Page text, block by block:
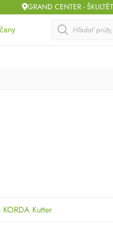
GRAND CENTER -
Products
search